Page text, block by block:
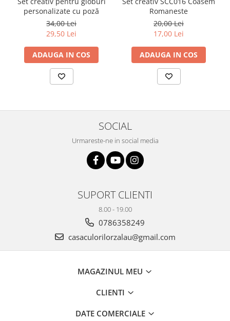
personalizate cu poză
34,00 Lei
29,50 Lei
ADAUGA IN COS
Romaneste
20,00 Lei
17,00 Lei
ADAUGA IN COS
SOCIAL
Urmareste-ne in social media
SUPORT CLIENTI
8.00 - 19.00
0786358249
casaculorilorzalau@gmail.com
MAGAZINUL MEU
CLIENTI
DATE COMERCIALE